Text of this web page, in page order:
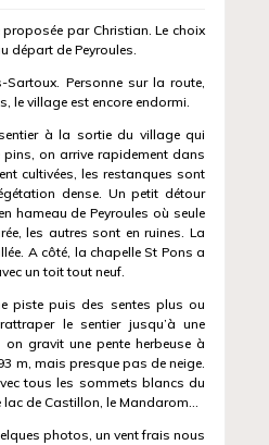
par Christian. Le choix
départ de Peyroules.
Personne sur la route,
le village est encore endormi.
à la sortie du village qui
on arrive rapidement dans
cultivées, les restanques sont
dense. Un petit détour
hameau de Peyroules où seule
les autres sont en ruines. La
A côté, la chapelle St Pons a
un toit tout neuf.
piste puis des sentes plus ou
le sentier jusqu’à une
on gravit une pente herbeuse à
m, mais presque pas de neige.
tous les sommets blancs du
lac de Castillon, le Mandarom…
photos, un vent frais nous